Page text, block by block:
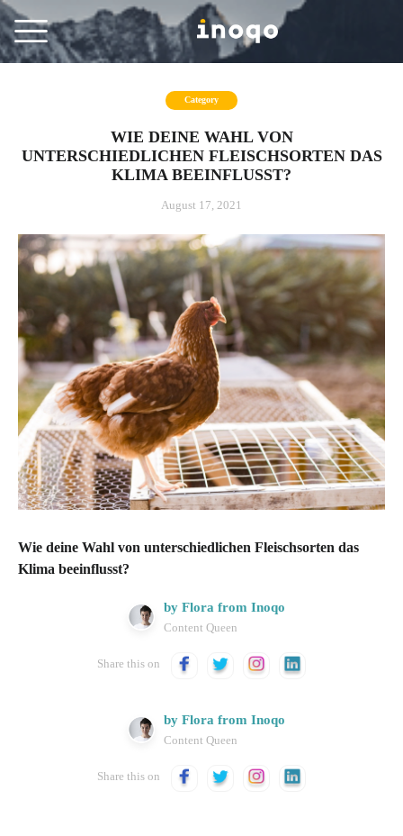
Category
WIE DEINE WAHL VON
UNTERSCHIEDLICHEN FLEISCHSORTEN DAS
KLIMA BEEINFLUSST?
August 17, 2021
Wie deine Wahl von unterschiedlichen Fleischsorten das
Klima beeinflusst?
by Flora from Inoqo
Content Queen
Share this on
by Flora from Inoqo
Content Queen
Share this on